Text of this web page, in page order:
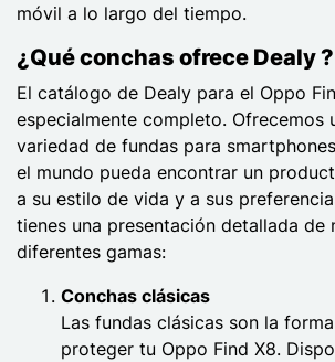
móvil a lo largo del tiempo.
¿Qué conchas ofrece Dealy ?
El catálogo de Dealy para el Oppo
especialmente completo. Ofrecemos
variedad de fundas para
el mundo pueda encontrar un
a su estilo de vida y a sus
tienes una presentación detallada de
diferentes gamas:
Conchas clásicas
Las fundas clásicas son la
proteger tu Oppo Find X8.